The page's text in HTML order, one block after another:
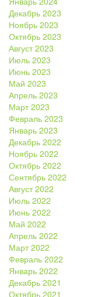
Декабрь 2023
Ноябрь 2023
Октябрь 2023
Август 2023
Июль 2023
Июнь 2023
Май 2023
Апрель 2023
Март 2023
Февраль 2023
Январь 2023
Декабрь 2022
Ноябрь 2022
Октябрь 2022
Сентябрь 2022
Август 2022
Июль 2022
Июнь 2022
Май 2022
Апрель 2022
Март 2022
Февраль 2022
Январь 2022
Декабрь 2021
Октябрь 2021